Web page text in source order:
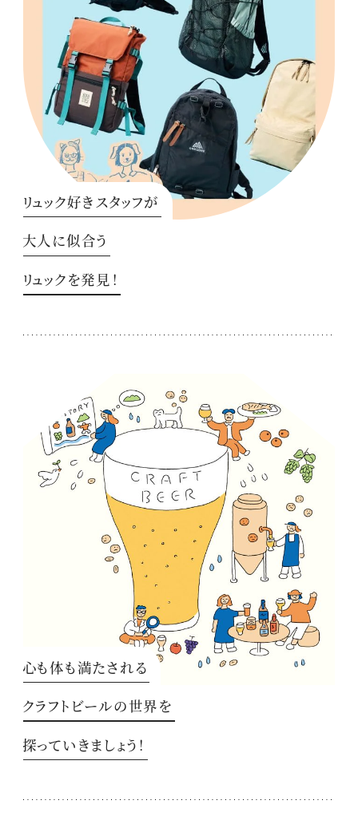
リュック好きスタッフが
大人に似合う
リュックを発見！
心も体も満たされる
クラフトビールの世界を
探っていきましょう！